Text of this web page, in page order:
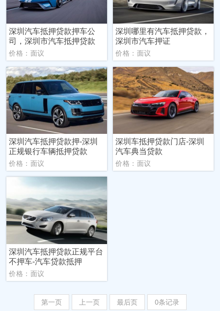
深圳汽车抵押贷款押车公
司，深圳市汽车抵押贷款
价格：面议
深圳哪里有汽车抵押贷款，
深圳市汽车押证
价格：面议
深圳汽车抵押贷款押-深圳
正规银行车辆抵押贷款
价格：面议
深圳车抵押贷款门店-深圳
汽车典当贷款
价格：面议
深圳汽车抵押贷款正规平台
不押车-汽车贷款抵押
价格：面议
第一页 上一页 最后页 0条记录